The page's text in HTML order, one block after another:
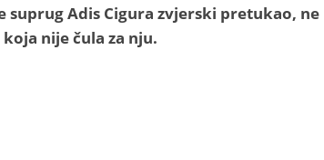
suprug Adis Cigura zvjerski pretukao, ne
nije čula za nju.